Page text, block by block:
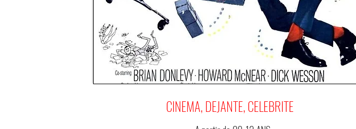
CINEMA, DEJANTE, CELEBRITE